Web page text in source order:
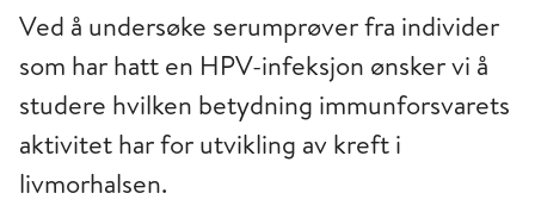
Ved å undersøke serumprøver fra individer
som har hatt en HPV-infeksjon ønsker vi å
studere hvilken betydning immunforsvarets
aktivitet har for utvikling av kreft i
livmorhalsen.